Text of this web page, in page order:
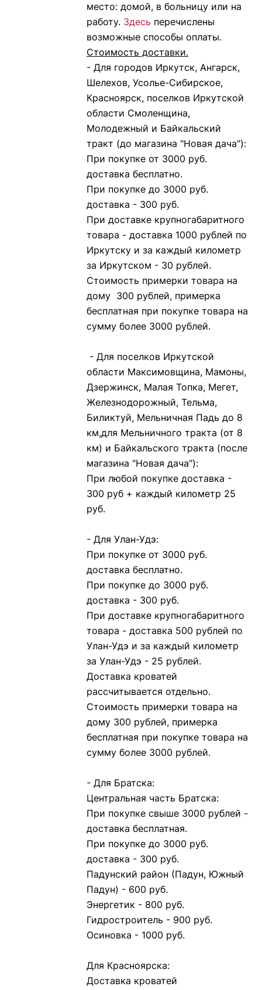
место: домой, в больницу или на
работу. Здесь перечислены
возможные способы оплаты.
Стоимость доставки.
- Для городов Иркутск, Ангарск,
Шелехов, Усолье-Сибирское,
Красноярск, поселков Иркутской
области Смоленщина,
Молодежный и Байкальский
тракт (до магазина "Новая дача"):
При покупке от 3000 руб.
доставка бесплатно.
При покупке до 3000 руб.
доставка - 300 руб.
При доставке крупногабаритного
товара - доставка 1000 рублей по
Иркутску и за каждый километр
за Иркутском - 30 рублей.
Стоимость примерки товара на
дому 300 рублей, примерка
бесплатная при покупке товара на
сумму более 3000 рублей.
- Для поселков Иркутской
области Максимовщина, Мамоны,
Дзержинск, Малая Топка, Мегет,
Железнодорожный, Тельма,
Биликтуй, Мельничная Падь до 8
км,для Мельничного тракта (от 8
км) и Байкальского тракта (после
магазина "Новая дача"):
При любой покупке доставка -
300 руб + каждый километр 25
руб.
- Для Улан-Удэ:
При покупке от 3000 руб.
доставка бесплатно.
При покупке до 3000 руб.
доставка - 300 руб.
При доставке крупногабаритного
товара - доставка 500 рублей по
Улан-Удэ и за каждый километр
за Улан-Удэ - 25 рублей.
Доставка кроватей
рассчитывается отдельно.
Стоимость примерки товара на
дому 300 рублей, примерка
бесплатная при покупке товара на
сумму более 3000 рублей.
- Для Братска:
Центральная часть Братска:
При покупке свыше 3000 рублей -
доставка бесплатная.
При покупке до 3000 руб.
доставка - 300 руб.
Падунский район (Падун, Южный
Падун) - 600 руб.
Энергетик - 800 руб.
Гидростроитель - 900 руб.
Осиновка - 1000 руб.
Для Красноярска:
Доставка кроватей